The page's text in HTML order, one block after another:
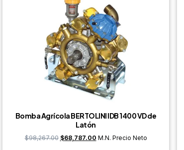
Bomba Agrícola BERTOLINI IDB 1400 VD de
Latón
$98,267.00 $68,787.00 M.N. Precio Neto